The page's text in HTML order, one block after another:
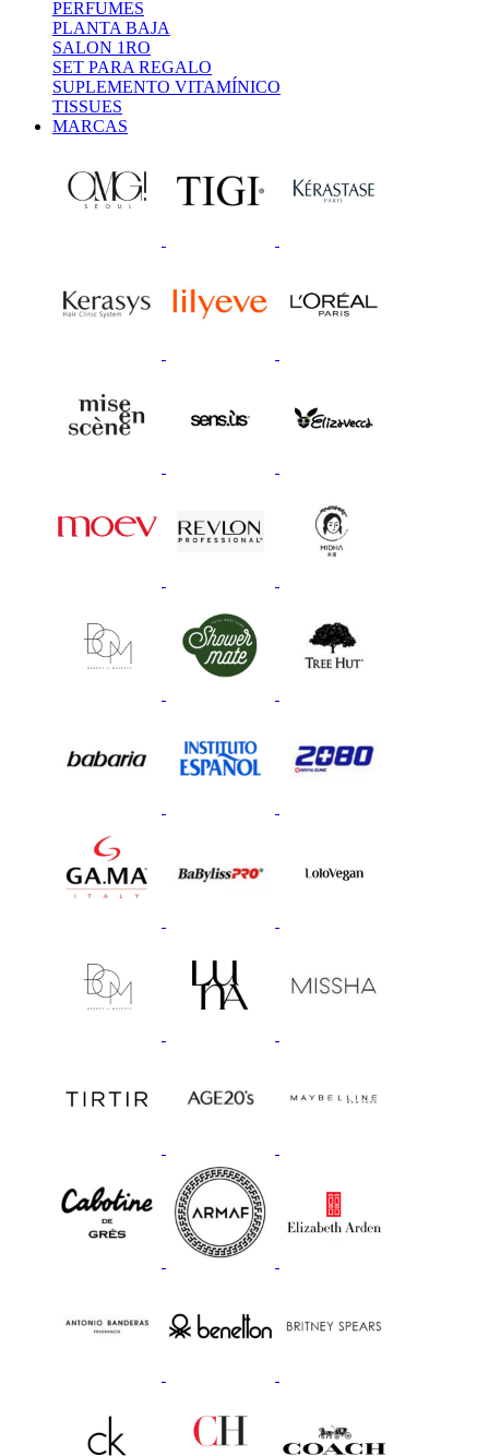
PERFUMES
PLANTA BAJA
SALON 1RO
SET PARA REGALO
SUPLEMENTO VITAMÍNICO
TISSUES
MARCAS